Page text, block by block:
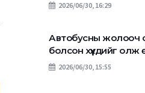
2026/06/30, 16:29
Автобусны жолооч
болсон хүүхдийг олж
2026/06/30, 15:55